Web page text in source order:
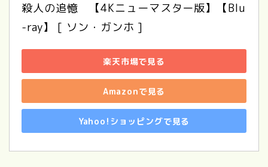
殺人の追憶　【4Kニューマスター版】【Blu
-ray】 [ ソン・ガンホ ]
楽天市場で見る
Amazonで見る
Yahoo!ショッピングで見る